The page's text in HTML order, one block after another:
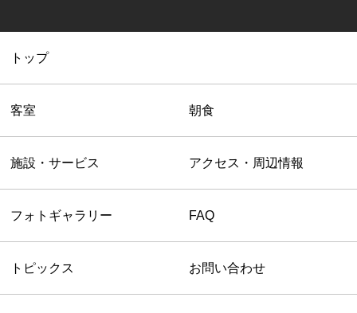
トップ
客室 朝食
施設・サービス アクセス・周辺情報
フォトギャラリー FAQ
トピックス お問い合わせ